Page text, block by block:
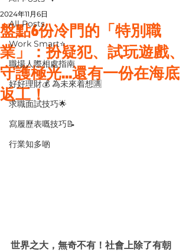
All Posts
Work Smart⭐️
職場人際相處指南
好好理財💰 為未來着想🈵
求職面試技巧🌟
寫履歷表嘅技巧📝
行業知多啲
盤點6份冷門的「特別職
業」：扮疑犯、試玩遊戲、
守護極光…還有一份在海底
返工！
2024年11月6日
世界之大，無奇不有！社會上除了有朝